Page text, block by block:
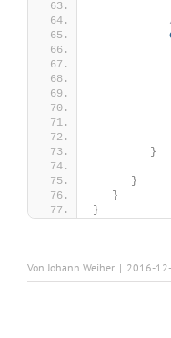
}
}
}
}
VonJohann Weiher | 2016-